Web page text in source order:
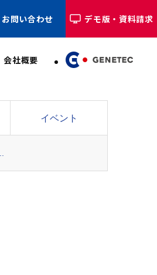
お問い合わせ デモ版・資料請求
会社概要
イベント